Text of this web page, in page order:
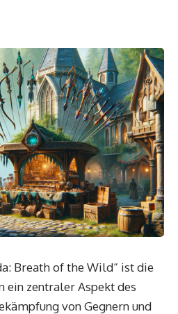
Breath of the Wild“ ist die
ein zentraler Aspekt des
von Gegnern und